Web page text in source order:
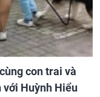
con trai và
với Huỳnh Hiểu